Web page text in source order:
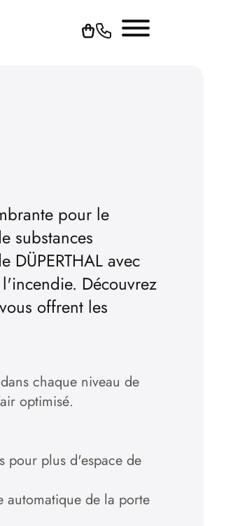
pour le
substances
DÜPERTHAL avec
Découvrez
offrent les
chaque niveau de
optimisé.
pour plus d'espace de
automatique de la porte